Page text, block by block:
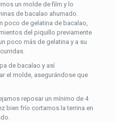
un molde de film y lo
de bacalao ahumado.
poco de gelatina de bacalao,
del piquillo previamente
poco más de gelatina y a su
de bacalao y así
el molde, asegurándose que
reposar un mínimo de 4
bien frío cortamos la terrina en